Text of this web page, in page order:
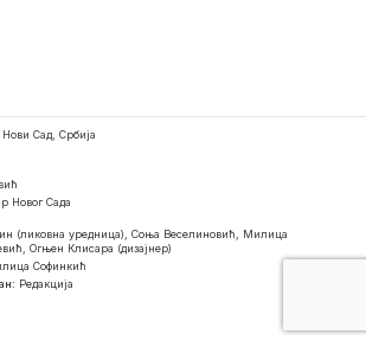
Сад, Србија
Новог Сада
(ликовна уредница), Соња Веселиновић, Милица
Огњен Клисара (дизајнер)
Софинкић
Редакција